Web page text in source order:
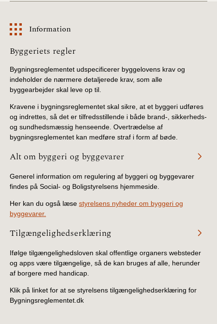
Tidligere BR (1961-
Information
Information
Byggeriets regler
Bygningsreglementet udspecificerer byggelovens krav og
indeholder de nærmere detaljerede krav, som alle
byggearbejder skal leve op til.
Kravene i bygningsreglementet skal sikre, at et byggeri udføres
og indrettes, så det er tilfredsstillende i både brand-, sikkerheds-
og sundhedsmæssig henseende. Overtrædelse af
bygningsreglementet kan medføre straf i form af bøde.
Alt om byggeri og byggevarer
Generel information om regulering af byggeri og byggevarer
findes på Social- og Boligstyrelsens hjemmeside.
Her kan du også læse styrelsens nyheder om byggeri og
byggevarer.
Tilgængelighedserklæring
Ifølge tilgængelighedsloven skal offentlige organers websteder
og apps være tilgængelige, så de kan bruges af alle, herunder
af borgere med handicap.
Klik på linket for at se styrelsens tilgængelighedserklæring for
Bygningsreglementet.dk